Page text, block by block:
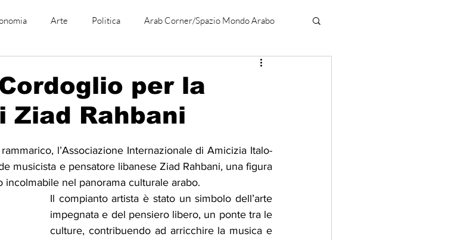
Arte Politica Arab Corner/Spazio Mondo Arabo
Archeologia Musica Cinema
Teatro Lega Araba Società Diritti Umani
per la
Ziad Rahbani
l’Associazione Internazionale di Amicizia Italo-
musicista e pensatore libanese Ziad Rahbani, una figura
nel panorama culturale arabo.
Il compianto artista è stato un simbolo dell’arte
impegnata e del pensiero libero, un ponte tra le
culture, contribuendo ad arricchire la musica e